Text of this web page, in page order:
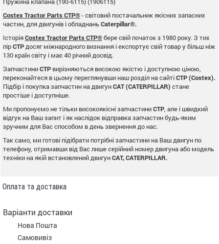
Costex Tractor Parts CTP®- світовий постачальник якісних запасних
частин, для двигунів і обладнаньCaterpillar®.
ІсторіяCostex Tractor Parts CTP®бере свій початок з 1980 року. З тих
пірCTP досяг міжнародного визнання і експортує свій товар у більш ніж
130 країн світу і має 40 річний досвід.
ЗапчастиниCTP вирізняються високою якістю і доступною ціною,
переконайтеся в цьому переглянувши наш розділ на сайтіCTP (Costex).
Підбір і покупка запчастин на двигунCAT (CATERPILLAR) стане
простіше і доступніше.
Ми пропонуємо не тільки високоякісні запчастиниCTP , але і швидкий
відгук на Ваш запит і як наслідок відправка запчастин будь-яким
зручним для Вас способом в день звернення до нас.
Так само, ми готові підібрати потрібні запчастини на Ваш двигун по
телефону, отримавши від Вас лише серійний номер двигуна або модель
техніки на якій встановлений двигунCAT, CATERPILLAR.
Оплата та доставка
Варіанти доставки
Нова Пошта
Самовивіз